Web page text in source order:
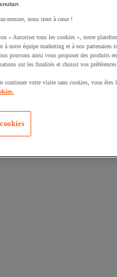
produit à votre panier :
mesure, nous tient à cœur !
« Autoriser tous les cookies », notre
à notre équipe marketing et à nos partenaires
pouvons ainsi vous proposer des produits
sur les finalités et choisir vos
continuer votre visite sans cookies, vous